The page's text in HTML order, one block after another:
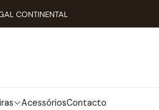
AcessóriosContacto
CONTINENTAL
Primavera/Verão
FLAT SANDAL